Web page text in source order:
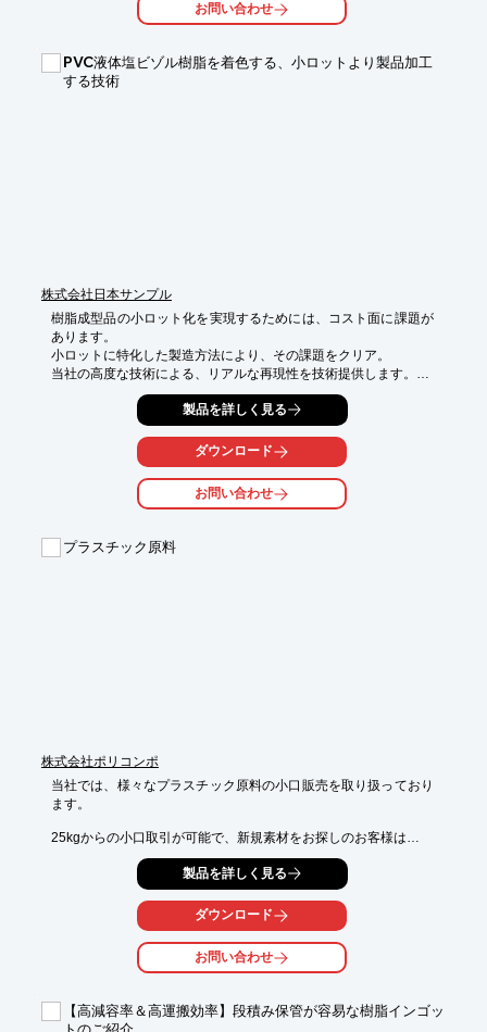
お問い合わせ
PVC液体塩ビゾル樹脂を着色する、小ロットより製品加工
する技術
株式会社日本サンプル
樹脂成型品の小ロット化を実現するためには、コスト面に課題が
あります。
小ロットに特化した製造方法により、その課題をクリア。
当社の高度な技術による、リアルな再現性を技術提供します。
■展示用食品サンプル会社ならではの、繊細な色表現が可能
■ロット、数量の縛りを特に設けないので必要な分だけ着色が出
■色の再現性が高い
■展示用食品サンプル製造ノウハウを活かし希望の色をリアルに
合わせください。
製品を詳しく見る
ダウンロード
お問い合わせ
プラスチック原料
株式会社ポリコンポ
当社では、様々なプラスチック原料の小口販売を取り扱っており
ます。
25kgからの小口取引が可能で、新規素材をお探しのお客様は
サンプル等少量からお求めいただけます。
また、WEBシステムに登録後は受発注はすべて当社独自のWEB
行っており発注書作成などの煩わしい業務から解放されます。
ご要望の際は、お気軽にお問い合わせください。
【取扱製品(一部)】
・ハイゼックス(R)
製品を詳しく見る
ダウンロード
お問い合わせ
【高減容率＆高運搬効率】段積み保管が容易な樹脂インゴッ